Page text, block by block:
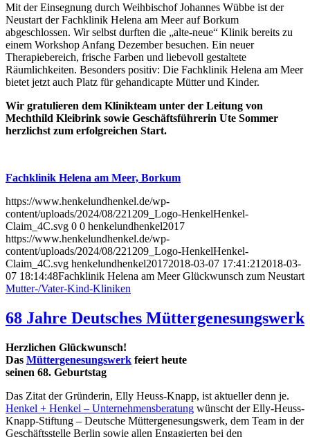
Mit der Einsegnung durch Weihbischof Johannes Wübbe ist der
Neustart der Fachklinik Helena am Meer auf Borkum
abgeschlossen. Wir selbst durften die „alte-neue“ Klinik bereits zu
einem Workshop Anfang Dezember besuchen. Ein neuer
Therapiebereich, frische Farben und liebevoll gestaltete
Räumlichkeiten. Besonders positiv: Die Fachklinik Helena am Meer
bietet jetzt auch Platz für gehandicapte Mütter und Kinder.
Wir gratulieren dem Klinikteam unter der Leitung von
Mechthild Kleibrink sowie Geschäftsführerin Ute Sommer
herzlichst zum erfolgreichen Start.
Fachklinik Helena am Meer, Borkum
https://www.henkelundhenkel.de/wp-
content/uploads/2024/08/221209_Logo-HenkelHenkel-
Claim_4C.svg 0 0 henkelundhenkel2017
https://www.henkelundhenkel.de/wp-
content/uploads/2024/08/221209_Logo-HenkelHenkel-
Claim_4C.svg henkelundhenkel20172018-03-07 17:41:21 2018-03-
07 18:14:48Fachklinik Helena am Meer Glückwunsch zum Neustart
Mutter-/Vater-Kind-Kliniken
68 Jahre Deutsches Müttergenesungswerk
Herzlichen Glückwunsch!
Das Müttergenesungswerk feiert heute
seinen 68. Geburtstag
Das Zitat der Gründerin, Elly Heuss-Knapp, ist aktueller denn je.
Henkel + Henkel – Unternehmensberatung wünscht der Elly-Heuss-
Knapp-Stiftung – Deutsche Müttergenesungswerk, dem Team in der
Geschäftsstelle Berlin sowie allen Engagierten bei den